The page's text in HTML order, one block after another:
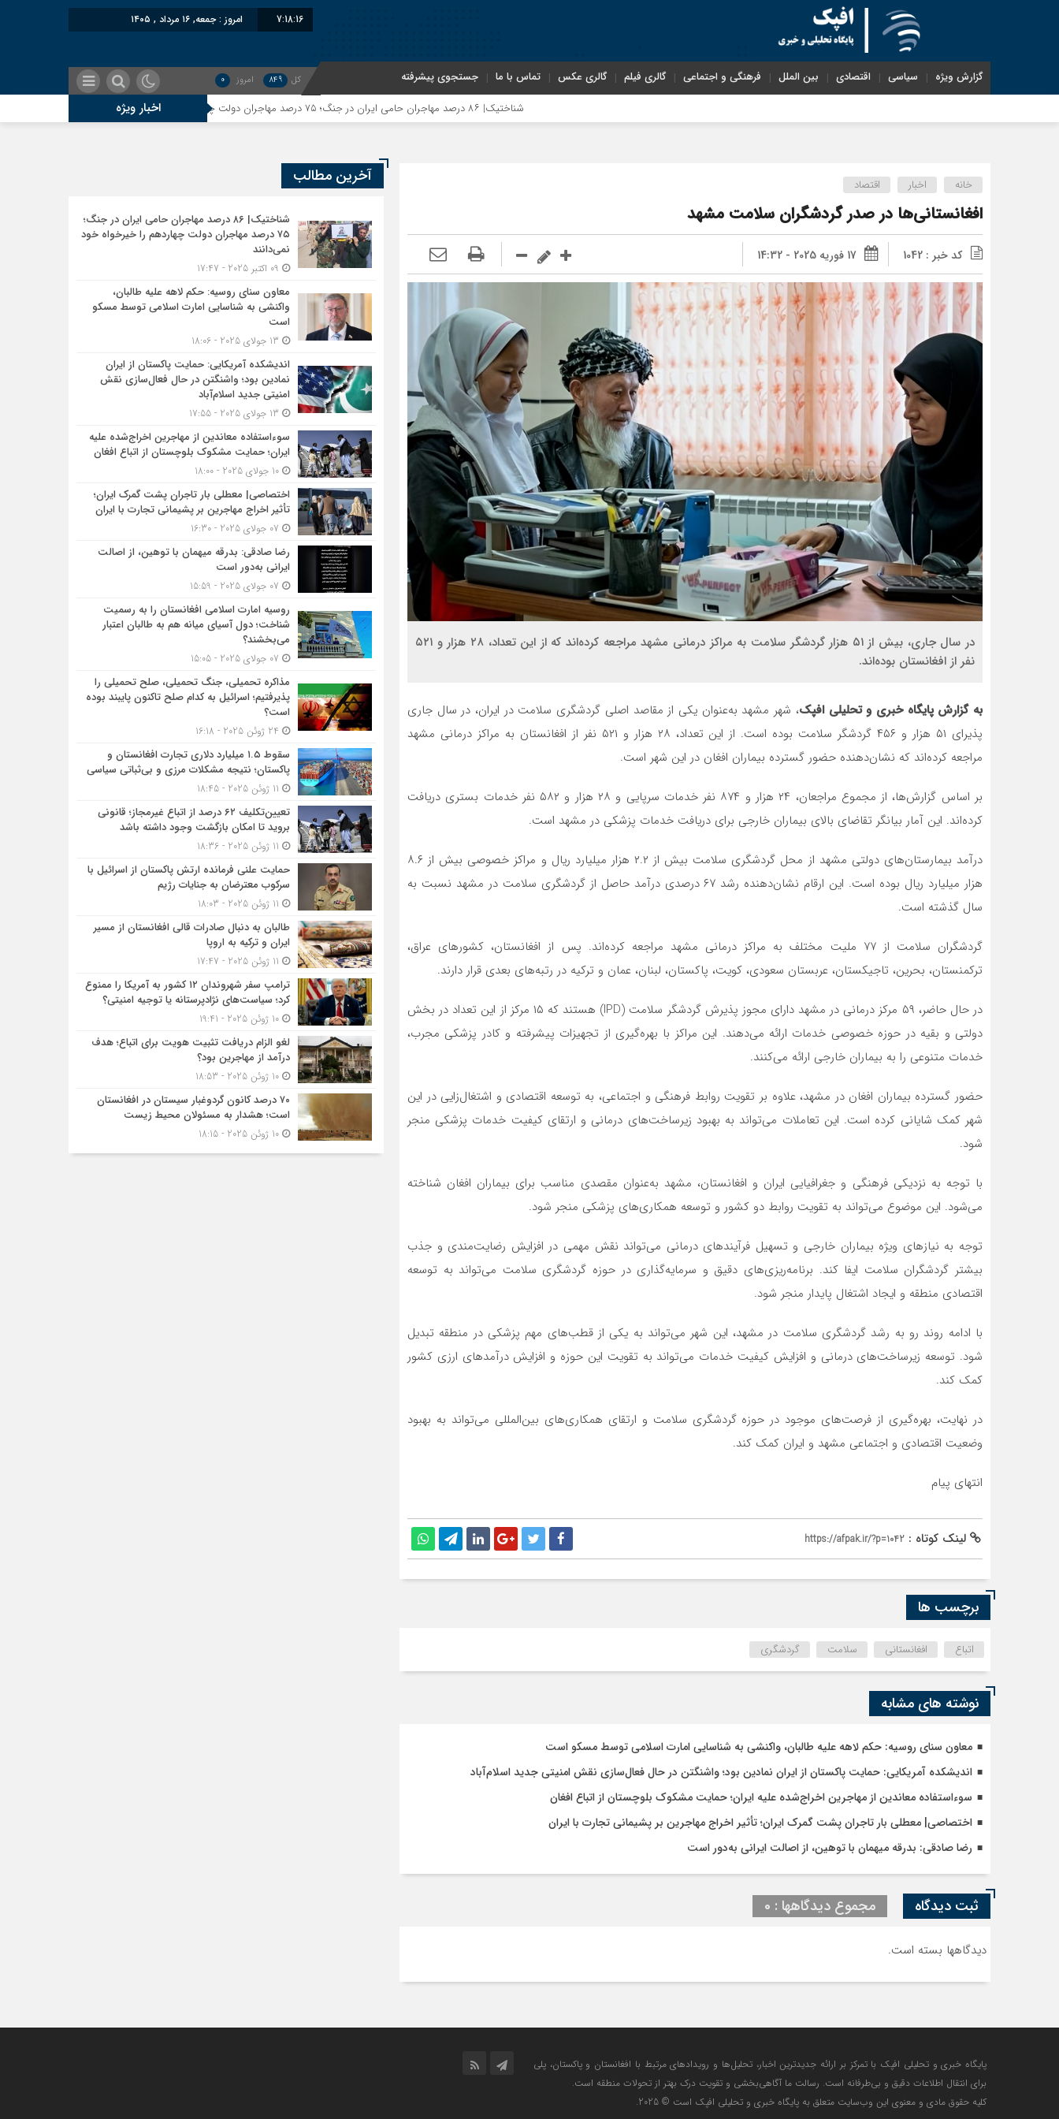
7:18:16 امروز : جمعه, ۱۶ مرداد , ۱۴۰۵
گزارش ویژه سیاسی اقتصادی بین الملل فرهنگی و اجتماعی گالری فیلم گالری عکس تماس با ما جستجوی پیشرفته کل 849 امروز 0
اخبار ویژه
خانه اخبار اقتصاد
افغانستانی‌ها در صدر گردشگران سلامت مشهد
کد خبر : 1042 17 فوریه 2025 - 14:32
در سال جاری، بیش از ۵۱ هزار گردشگر سلامت به مراکز درمانی مشهد مراجعه کرده‌اند که از این تعداد، ۲۸ هزار و ۵۲۱
نفر از افغانستان بوده‌اند.
به گزارش پایگاه خبری و تحلیلی افپک، شهر مشهد به‌عنوان یکی از مقاصد اصلی گردشگری سلامت در ایران، در سال جاری
پذیرای ۵۱ هزار و ۴۵۶ گردشگر سلامت بوده است. از این تعداد، ۲۸ هزار و ۵۲۱ نفر از افغانستان به مراکز درمانی مشهد
مراجعه کرده‌اند که نشان‌دهنده حضور گسترده بیماران افغان در این شهر است.
بر اساس گزارش‌ها، از مجموع مراجعان، ۲۴ هزار و ۸۷۴ نفر خدمات سرپایی و ۲۸ هزار و ۵۸۲ نفر خدمات بستری دریافت
کرده‌اند. این آمار بیانگر تقاضای بالای بیماران خارجی برای دریافت خدمات پزشکی در مشهد است.
درآمد بیمارستان‌های دولتی مشهد از محل گردشگری سلامت بیش از ۲.۲ هزار میلیارد ریال و مراکز خصوصی بیش از ۸.۶
هزار میلیارد ریال بوده است. این ارقام نشان‌دهنده رشد ۶۷ درصدی درآمد حاصل از گردشگری سلامت در مشهد نسبت به
سال گذشته است.
گردشگران سلامت از ۷۷ ملیت مختلف به مراکز درمانی مشهد مراجعه کرده‌اند. پس از افغانستان، کشورهای عراق،
ترکمنستان، بحرین، تاجیکستان، عربستان سعودی، کویت، پاکستان، لبنان، عمان و ترکیه در رتبه‌های بعدی قرار دارند.
در حال حاضر، ۵۹ مرکز درمانی در مشهد دارای مجوز پذیرش گردشگر سلامت (IPD) هستند که ۱۵ مرکز از این تعداد در بخش
دولتی و بقیه در حوزه خصوصی خدمات ارائه می‌دهند. این مراکز با بهره‌گیری از تجهیزات پیشرفته و کادر پزشکی مجرب،
خدمات متنوعی را به بیماران خارجی ارائه می‌کنند.
حضور گسترده بیماران افغان در مشهد، علاوه بر تقویت روابط فرهنگی و اجتماعی، به توسعه اقتصادی و اشتغال‌زایی در این
شهر کمک شایانی کرده است. این تعاملات می‌تواند به بهبود زیرساخت‌های درمانی و ارتقای کیفیت خدمات پزشکی منجر
شود.
با توجه به نزدیکی فرهنگی و جغرافیایی ایران و افغانستان، مشهد به‌عنوان مقصدی مناسب برای بیماران افغان شناخته
می‌شود. این موضوع می‌تواند به تقویت روابط دو کشور و توسعه همکاری‌های پزشکی منجر شود.
توجه به نیازهای ویژه بیماران خارجی و تسهیل فرآیندهای درمانی می‌تواند نقش مهمی در افزایش رضایت‌مندی و جذب
بیشتر گردشگران سلامت ایفا کند. برنامه‌ریزی‌های دقیق و سرمایه‌گذاری در حوزه گردشگری سلامت می‌تواند به توسعه
اقتصادی منطقه و ایجاد اشتغال پایدار منجر شود.
با ادامه روند رو به رشد گردشگری سلامت در مشهد، این شهر می‌تواند به یکی از قطب‌های مهم پزشکی در منطقه تبدیل
شود. توسعه زیرساخت‌های درمانی و افزایش کیفیت خدمات می‌تواند به تقویت این حوزه و افزایش درآمدهای ارزی کشور
کمک کند.
در نهایت، بهره‌گیری از فرصت‌های موجود در حوزه گردشگری سلامت و ارتقای همکاری‌های بین‌المللی می‌تواند به بهبود
وضعیت اقتصادی و اجتماعی مشهد و ایران کمک کند.
انتهای پیام
لینک کوتاه : https://afpak.ir/?p=1042
برچسب ها
اتباع افغانستانی سلامت گردشگری
نوشته های مشابه
معاون سنای روسیه: حکم لاهه علیه طالبان، واکنشی به شناسایی امارت اسلامی توسط مسکو است
اندیشکده آمریکایی: حمایت پاکستان از ایران نمادین بود؛ واشنگتن در حال فعال‌سازی نقش امنیتی جدید اسلام‌آباد
سوءاستفاده معاندین از مهاجرین اخراج‌شده علیه ایران؛ حمایت مشکوک بلوچستان از اتباع افغان
اختصاصی| معطلی بار تاجران پشت گمرک ایران؛ تأثیر اخراج مهاجرین بر پشیمانی تجارت با ایران
رضا صادقی: بدرقه میهمان با توهین، از اصالت ایرانی به‌دور است
ثبت دیدگاه مجموع دیدگاهها : 0
دیدگاهها بسته است.
آخرین مطالب
شناختیک| ۸۶ درصد مهاجران حامی ایران در جنگ؛
۷۵ درصد مهاجران دولت چهاردهم را خیرخواه خود
نمی‌دانند
معاون سنای روسیه: حکم لاهه علیه طالبان،
واکنشی به شناسایی امارت اسلامی توسط مسکو
است
اندیشکده آمریکایی: حمایت پاکستان از ایران
نمادین بود؛ واشنگتن در حال فعال‌سازی نقش
امنیتی جدید اسلام‌آباد
سوءاستفاده معاندین از مهاجرین اخراج‌شده علیه
ایران؛ حمایت مشکوک بلوچستان از اتباع افغان
10 جولای 2025 - 18:00
اختصاصی| معطلی بار تاجران پشت گمرک ایران؛
تأثیر اخراج مهاجرین بر پشیمانی تجارت با ایران
رضا صادقی: بدرقه میهمان با توهین، از اصالت
ایرانی به‌دور است
روسیه امارت اسلامی افغانستان را به رسمیت
شناخت؛ دول آسیای میانه هم به طالبان اعتبار
می‎‌بخشند؟
مذاکره تحمیلی، جنگ تحمیلی، صلح تحمیلی را
پذیرفتیم؛ اسرائیل به کدام صلح تاکنون پایبند بوده
است؟
سقوط ۱.۵ میلیارد دلاری تجارت افغانستان و
پاکستان؛ نتیجه مشکلات مرزی و بی‌ثباتی سیاسی
تعیین‌تکلیف ۶۲ درصد از اتباع غیرمجاز؛ قانونی
بروید تا امکان بازگشت وجود داشته باشد
حمایت علنی فرمانده ارتش پاکستان از اسرائیل با
سرکوب معترضان به جنایات رژیم
طالبان به دنبال صادرات قالی افغانستان از مسیر
ایران و ترکیه به اروپا
ترامپ سفر شهروندان ۱۲ کشور به آمریکا را ممنوع
کرد؛ سیاست‌های نژادپرستانه یا توجیه امنیتی؟
10 ژوئن 2025 - 19:41
لغو الزام دریافت تثبیت هویت برای اتباع؛ هدف
درآمد از مهاجرین بود؟
10 ژوئن 2025 - 18:53
۷۰ درصد کانون گردوغبار سیستان در افغانستان
است؛ هشدار به مسئولان محیط زیست
10 ژوئن 2025 - 18:15
پایگاه خبری و تحلیلی افپک با تمرکز بر ارائه جدیدترین اخبار، تحلیل‌ها و رویدادهای مرتبط با افغانستان و پاکستان، پلی
برای انتقال اطلاعات دقیق و بی‌طرفانه است. رسالت ما آگاهی‌بخشی و تقویت درک بهتر از تحولات منطقه است.
کلیه حقوق مادی و معنوی این وب‌سایت متعلق به پایگاه خبری و تحلیلی افپک است © 2025.